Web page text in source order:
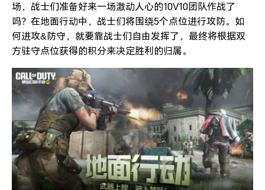
场，战士们准备好来一场激动人心的10V10团队作战了
吗？在地面行动中，战士们将围绕5个点位进行攻防。如
何进攻&防守，就要靠战士们自由发挥了，最终将根据双
方驻守点位获得的积分来决定胜利的归属。